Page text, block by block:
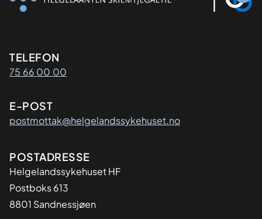
Kontaktinformasjon
TELEFON
75 66 00 00
E-POST
postmottak@helgelandssykehuset.no
Adresse
POSTADRESSE
Helgelandssykehuset HF
Postboks 613
8801 Sandnessjøen